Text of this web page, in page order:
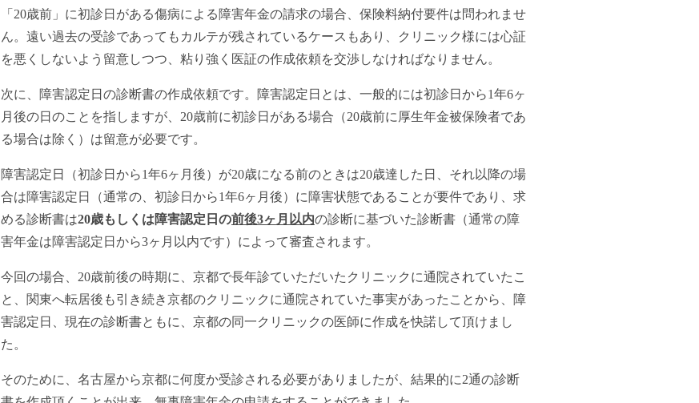
「20歳前」に初診日がある傷病による障害年金の請求の場合、保険料納付要件は問われませ
ん。遠い過去の受診であってもカルテが残されているケースもあり、クリニック様には心証
を悪くしないよう留意しつつ、粘り強く医証の作成依頼を交渉しなければなりません。
次に、障害認定日の診断書の作成依頼です。障害認定日とは、一般的には初診日から1年6ヶ
月後の日のことを指しますが、20歳前に初診日がある場合（20歳前に厚生年金被保険者であ
る場合は除く）は留意が必要です。
障害認定日（初診日から1年6ヶ月後）が20歳になる前のときは20歳達した日、それ以降の場
合は障害認定日（通常の、初診日から1年6ヶ月後）に障害状態であることが要件であり、求
める診断書は20歳もしくは障害認定日の前後3ヶ月以内の診断に基づいた診断書（通常の障
害年金は障害認定日から3ヶ月以内です）によって審査されます。
今回の場合、20歳前後の時期に、京都で長年診ていただいたクリニックに通院されていたこ
と、関東へ転居後も引き続き京都のクリニックに通院されていた事実があったことから、障
害認定日、現在の診断書ともに、京都の同一クリニックの医師に作成を快諾して頂けまし
た。
そのために、名古屋から京都に何度か受診される必要がありましたが、結果的に2通の診断